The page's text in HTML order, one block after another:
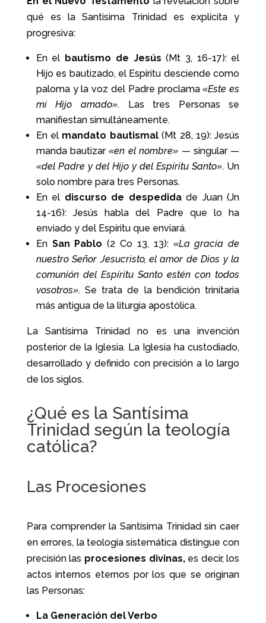
qué es la Santísima Trinidad es explícita y
progresiva:
En el bautismo de Jesús (Mt 3, 16-17): el
Hijo es bautizado, el Espíritu desciende como
paloma y la voz del Padre proclama«Este es
mi Hijo amado». Las tres Personas se
manifiestan simultáneamente.
En el mandato bautismal(Mt 28, 19): Jesús
manda bautizar«en el nombre» — singular —
«del Padre y del Hijo y del Espíritu Santo». Un
solo nombre para tres Personas.
En el discurso de despedidade Juan (Jn
14-16): Jesús habla del Padre que lo ha
enviado y del Espíritu que enviará.
En San Pablo (2 Co 13, 13): «La gracia de
nuestro Señor Jesucristo, el amor de Dios y la
comunión del Espíritu Santo estén con todos
vosotros». Se trata de la bendición trinitaria
más antigua de la liturgia apostólica.
La Santísima Trinidad no es una invención
posterior de la Iglesia. La Iglesia ha custodiado,
desarrollado y definido con precisión a lo largo
de los siglos.
¿Qué es la Santísima
Trinidad según la teología
católica?
Las Procesiones
Para comprender la Santísima Trinidad sin caer
en errores, la teología sistemática distingue con
precisión las procesiones divinas, es decir, los
actos internos eternos por los que se originan
las Personas:
La Generación del Verbo